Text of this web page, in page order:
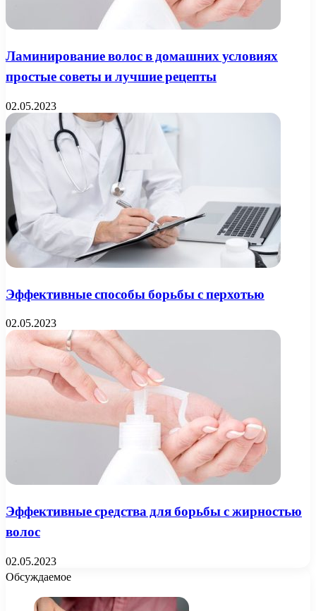
Ламинирование волос в домашних условиях
простые советы и лучшие рецепты
02.05.2023
Эффективные способы борьбы с перхотью
02.05.2023
Эффективные средства для борьбы с жирностью
волос
02.05.2023
Обсуждаемое